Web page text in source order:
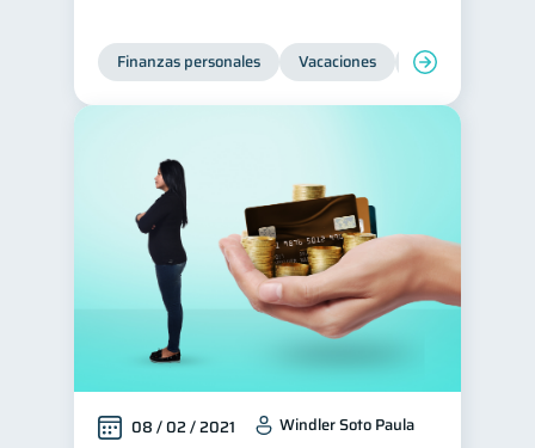
Tarjeta de crédito 6
Historial crediticio
Servicios
Derechos & Deberes 4
Superintendencia de Bancos 4
Criptomonedas 2
Cuenta Abandonada 2
Inversiones
Finanzas Personales 1
Finanzas en Pareja
Finanzas personales Vacaciones Organización
08 / 02 / 2021 Windler Soto Paula